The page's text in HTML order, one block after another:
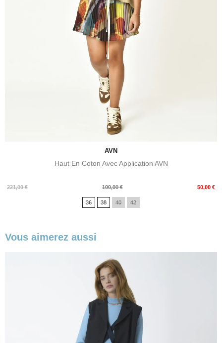
AVN
Haut En Coton Avec Application AVN
221,00 €
Prix
100,00 € 50,00 €
Prix
36 38 40 42
Vous aimerez aussi